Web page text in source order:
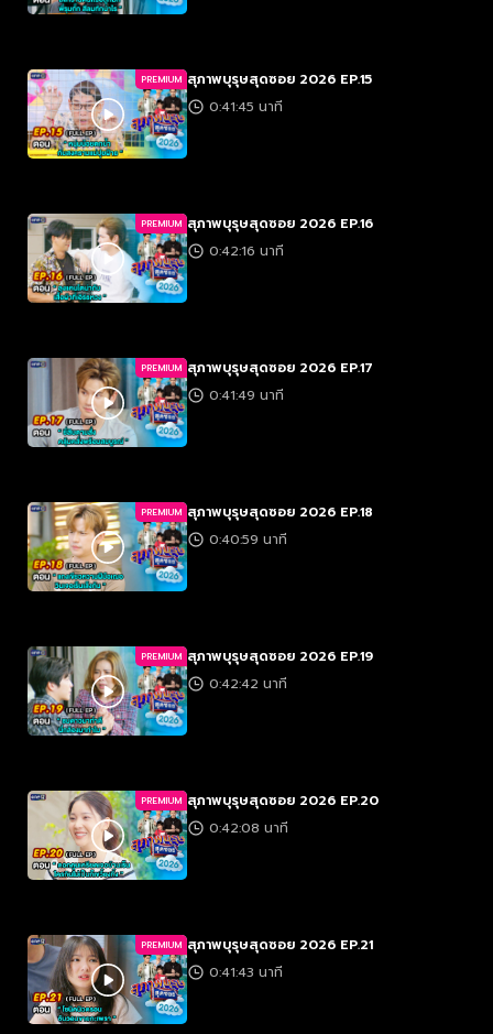
PREMIUM สุภาพบุรุษสุดซอย 2026 EP.15
0:41:45 นาที
PREMIUM สุภาพบุรุษสุดซอย 2026 EP.16
0:42:16 นาที
PREMIUM สุภาพบุรุษสุดซอย 2026 EP.17
0:41:49 นาที
PREMIUM สุภาพบุรุษสุดซอย 2026 EP.18
0:40:59 นาที
PREMIUM สุภาพบุรุษสุดซอย 2026 EP.19
0:42:42 นาที
PREMIUM สุภาพบุรุษสุดซอย 2026 EP.20
0:42:08 นาที
PREMIUM สุภาพบุรุษสุดซอย 2026 EP.21
0:41:43 นาที